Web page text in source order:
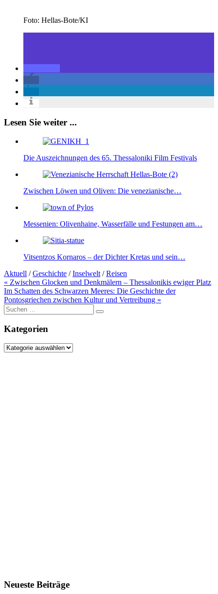
Foto: Hellas-Bote/KI
Lesen Sie weiter ...
Die Auszeichnungen des 65. Thessaloniki Film Festivals
Zwischen Löwen und Oliven: Die venezianische…
Messenien: Olivenhaine, Wasserfälle und Festungen am…
Vitsentzos Kornaros – der Dichter Kretas und sein…
Aktuell /Geschichte /Inselwelt /Reisen
Beitragsnavigation
« Zwischen Glocken und Denkmälern – Thessalonikis ewiger Platz
Im Schatten des Schwarzen Meeres: Die Geschichte der
Pontosgriechen zwischen Kultur und Vertreibung »
Suche
nach:
Kategorien
Kategorien
Neueste Beiträge